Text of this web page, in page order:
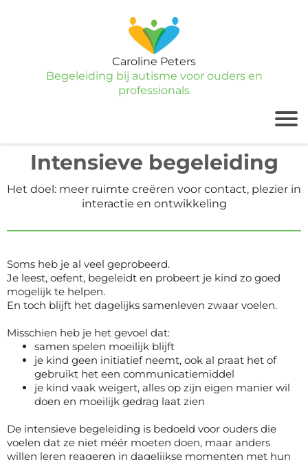
Caroline Peters
Begeleiding bij autisme voor ouders en
professionals
Intensieve begeleiding
Het doel: meer ruimte creëren voor contact, plezier in
interactie en ontwikkeling
Soms heb je al veel geprobeerd.
Je leest, oefent, begeleidt en probeert je kind zo goed
mogelijk te helpen.
En toch blijft het dagelijks samenleven zwaar voelen.
Misschien heb je het gevoel dat:
samen spelen moeilijk blijft
je kind geen initiatief neemt, ook al praat het of
gebruikt het een communicatiemiddel
je kind vaak weigert, alles op zijn eigen manier wil
doen en moeilijk gedrag laat zien
De intensieve begeleiding is bedoeld voor ouders die
voelen dat ze niet méér moeten doen, maar anders
willen leren reageren in dagelijkse momenten met hun